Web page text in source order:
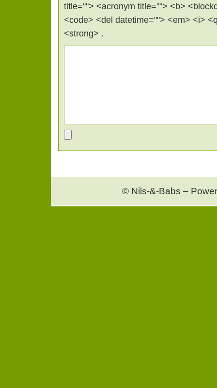
title=""> <acronym title=""> <b>
<code> <del datetime=""> <em> <i>
<strong> .
© Nils-&-Babs –